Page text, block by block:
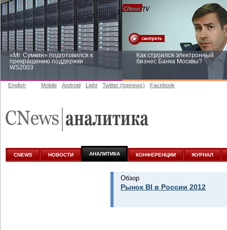
«Mr. Сумкин» подготовился к
прекращению поддержки
WS2003
Как строился электронный
бизнес Банка Москвы?
аналитике
English Mobile Android Light Twitter (topnews) Facebook
CNEWS НОВОСТИ АНАЛИТИКА КОНФЕРЕНЦИИ ЖУРНАЛ
Обзор
Рынок BI в России 2012